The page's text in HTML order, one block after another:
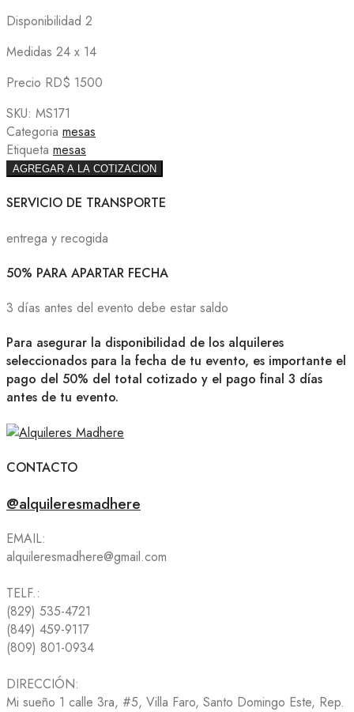
Disponibilidad 2
Medidas 24 x 14
Precio RD$ 1500
SKU: MS171
Categoria mesas
Etiqueta mesas
AGREGAR A LA COTIZACION
SERVICIO DE TRANSPORTE
entrega y recogida
50% PARA APARTAR FECHA
3 días antes del evento debe estar saldo
Para asegurar la disponibilidad de los alquileres
seleccionados para la fecha de tu evento, es importante el
pago del 50% del total cotizado y el pago final 3 días
antes de tu evento.
CONTACTO
@alquileresmadhere
EMAIL:
alquileresmadhere@gmail.com
TELF.:
(829) 535-4721
(849) 459-9117
(809) 801-0934
DIRECCIÓN:
Mi sueño 1 calle 3ra, #5, Villa Faro, Santo Domingo Este, Rep.